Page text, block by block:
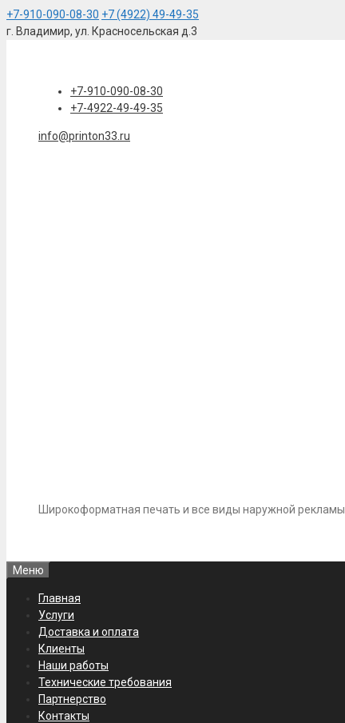
+7-910-090-08-30 +7 (4922) 49-49-35
г. Владимир, ул. Красносельская д.3
+7-910-090-08-30
+7-4922-49-49-35
info@printon33.ru
Широкоформатная печать и все виды наружной рекламы
Меню
Главная
Услуги
Доставка и оплата
Клиенты
Наши работы
Технические требования
Партнерство
Контакты